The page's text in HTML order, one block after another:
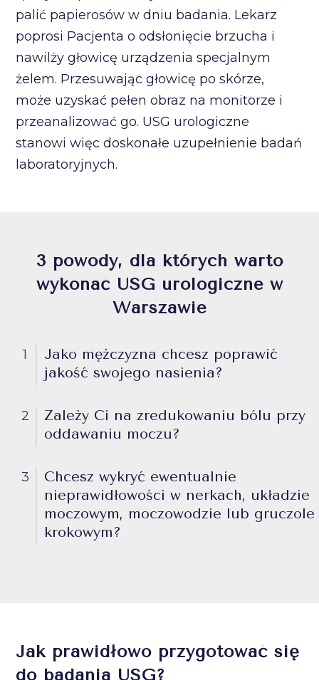
palić papierosów w dniu badania. Lekarz
poprosi Pacjenta o odsłonięcie brzucha i
nawilży głowicę urządzenia specjalnym
żelem. Przesuwając głowicę po skórze,
może uzyskać pełen obraz na monitorze i
przeanalizować go. USG urologiczne
stanowi więc doskonałe uzupełnienie badań
laboratoryjnych.
3 powody, dla których warto
wykonać USG urologiczne w
Warszawie
1
Jako mężczyzna chcesz poprawić
jakość swojego nasienia?
2
Zależy Ci na zredukowaniu bólu przy
oddawaniu moczu?
3
Chcesz wykryć ewentualnie
nieprawidłowości w nerkach, układzie
moczowym, moczowodzie lub gruczole
krokowym?
Jak prawidłowo przygotować się
do badania USG?